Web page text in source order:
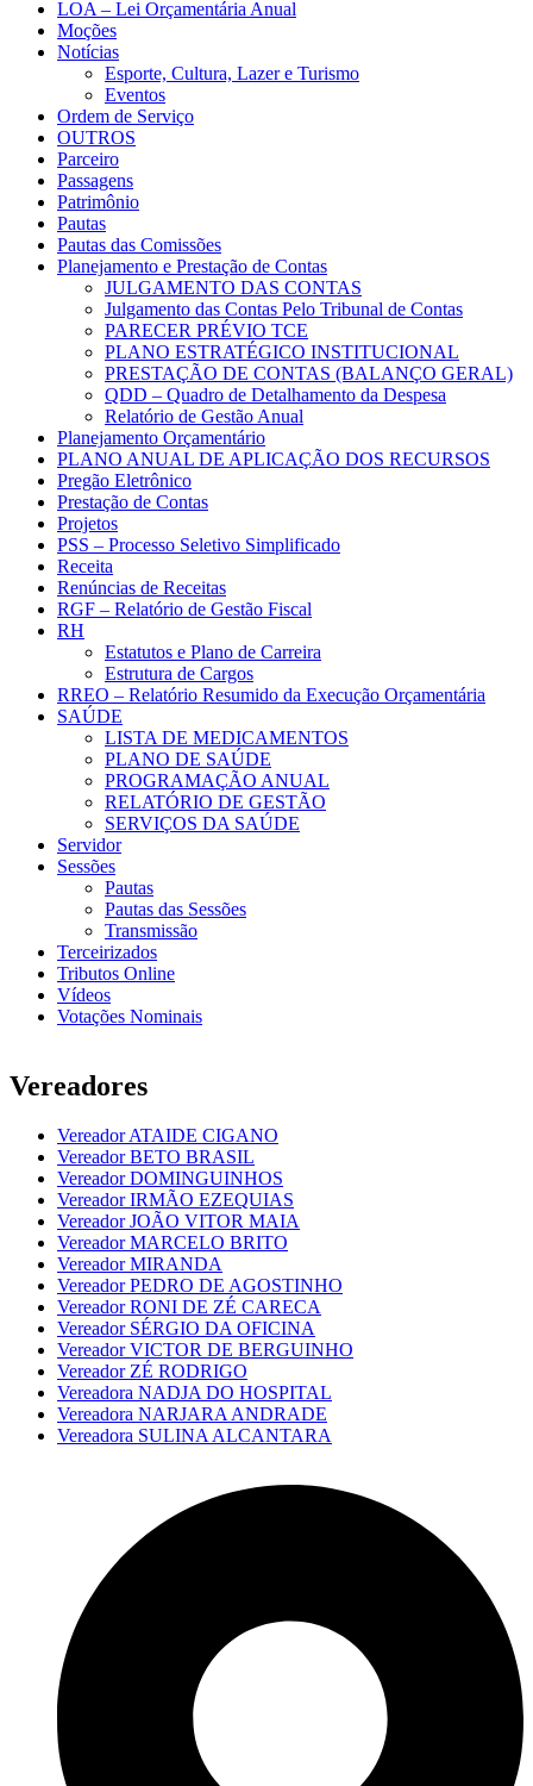
LOA – Lei Orçamentária Anual
Moções
Notícias
Esporte, Cultura, Lazer e Turismo
Eventos
Ordem de Serviço
OUTROS
Parceiro
Passagens
Patrimônio
Pautas
Pautas das Comissões
Planejamento e Prestação de Contas
JULGAMENTO DAS CONTAS
Julgamento das Contas Pelo Tribunal de Contas
PARECER PRÉVIO TCE
PLANO ESTRATÉGICO INSTITUCIONAL
PRESTAÇÃO DE CONTAS (BALANÇO GERAL)
QDD – Quadro de Detalhamento da Despesa
Relatório de Gestão Anual
Planejamento Orçamentário
PLANO ANUAL DE APLICAÇÃO DOS RECURSOS
Pregão Eletrônico
Prestação de Contas
Projetos
PSS – Processo Seletivo Simplificado
Receita
Renúncias de Receitas
RGF – Relatório de Gestão Fiscal
RH
Estatutos e Plano de Carreira
Estrutura de Cargos
RREO – Relatório Resumido da Execução Orçamentária
SAÚDE
LISTA DE MEDICAMENTOS
PLANO DE SAÚDE
PROGRAMAÇÃO ANUAL
RELATÓRIO DE GESTÃO
SERVIÇOS DA SAÚDE
Servidor
Sessões
Pautas
Pautas das Sessões
Transmissão
Terceirizados
Tributos Online
Vídeos
Votações Nominais
Vereadores
Vereador ATAIDE CIGANO
Vereador BETO BRASIL
Vereador DOMINGUINHOS
Vereador IRMÃO EZEQUIAS
Vereador JOÃO VITOR MAIA
Vereador MARCELO BRITO
Vereador MIRANDA
Vereador PEDRO DE AGOSTINHO
Vereador RONI DE ZÉ CARECA
Vereador SÉRGIO DA OFICINA
Vereador VICTOR DE BERGUINHO
Vereador ZÉ RODRIGO
Vereadora NADJA DO HOSPITAL
Vereadora NARJARA ANDRADE
Vereadora SULINA ALCANTARA